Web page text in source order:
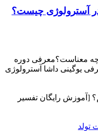
آسترولوژی چیست؟
چه معناست؟معرفی دوره
یوگینی داشا آسترولوژی
تولد